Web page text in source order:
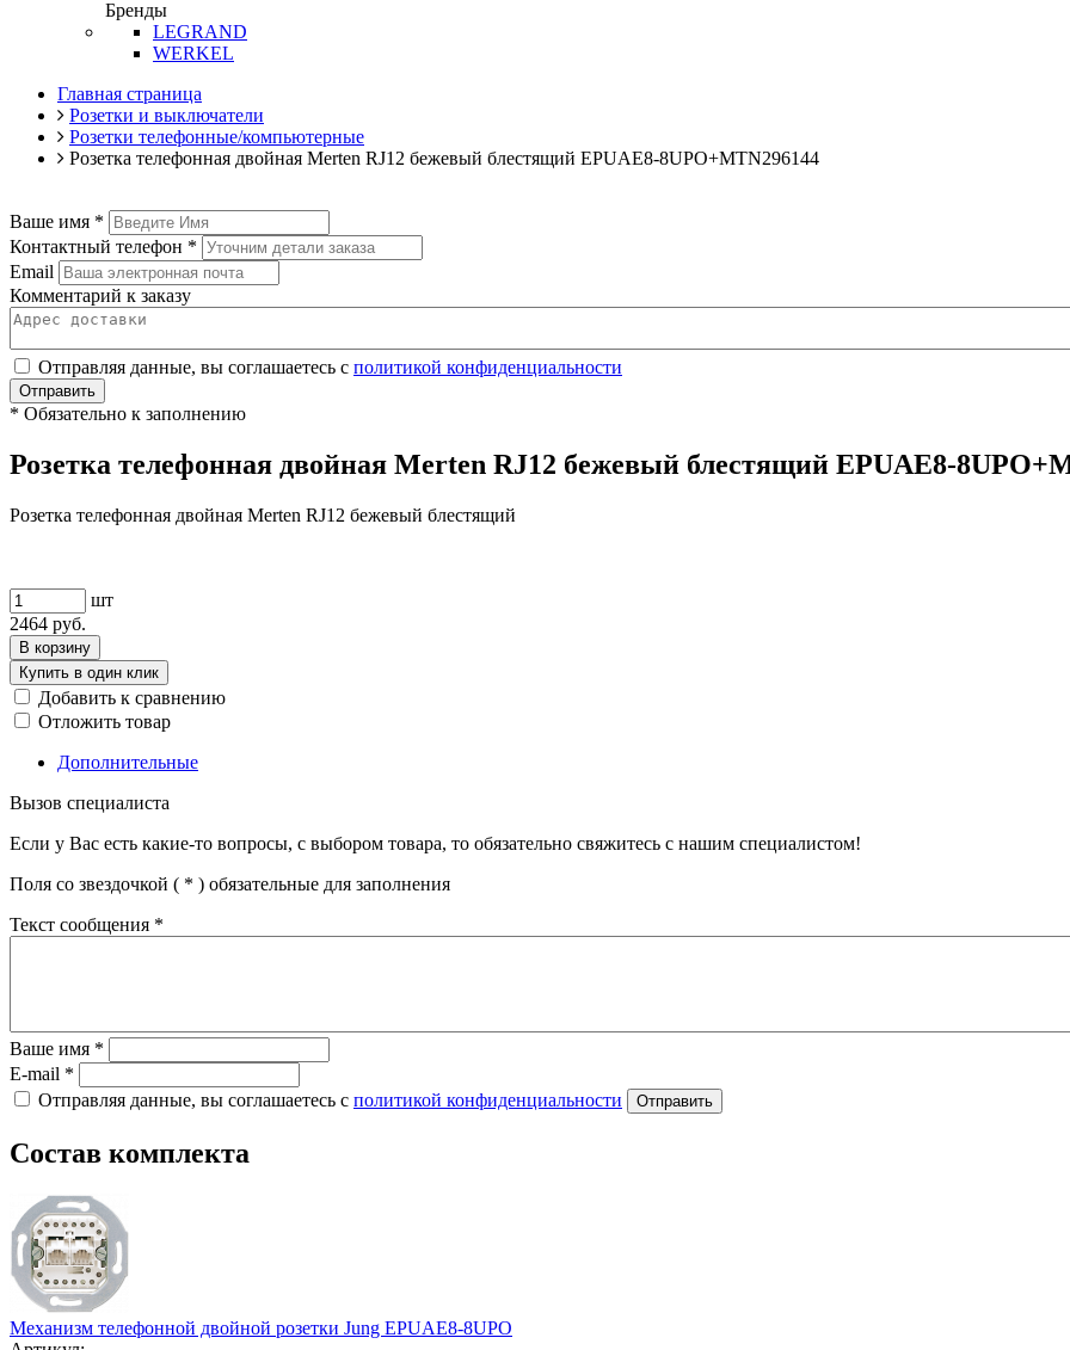
Бренды
LEGRAND
WERKEL
Главная страница
Розетки и выключатели
Розетки телефонные/компьютерные
Розетка телефонная двойная Merten RJ12 бежевый блестящий EPUAE8-8UPO+MTN296144
Ваше имя *
Контактный телефон *
Email
Комментарий к заказу
Отправляя данные, вы соглашаетесь с политикой конфиденциальности
Отправить
* Обязательно к заполнению
Розетка телефонная двойная Merten RJ12 бежевый блестящий EPUAE8-
Розетка телефонная двойная Merten RJ12 бежевый блестящий
шт
2464 руб.
В корзину
Купить в один клик
Добавить к сравнению
Отложить товар
Дополнительные
Вызов специалиста
Если у Вас есть какие-то вопросы, с выбором товара, то обязательно свяжитесь с нашим специалистом!
Поля со звездочкой ( * ) обязательные для заполнения
Текст сообщения *
Ваше имя *
E-mail *
Отправляя данные, вы соглашаетесь с политикой конфиденциальности Отправить
Состав комплекта
Механизм телефонной двойной розетки Jung EPUAE8-8UPO